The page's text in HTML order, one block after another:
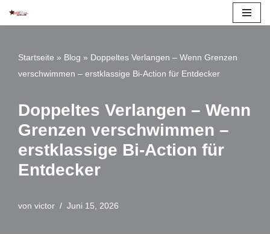
Startseite » Blog » Doppeltes Verlangen – Wenn Grenzen
verschwimmen – erstklassige Bi-Action für Entdecker
Doppeltes Verlangen – Wenn
Grenzen verschwimmen –
erstklassige Bi-Action für
Entdecker
von victor Juni 15, 2026